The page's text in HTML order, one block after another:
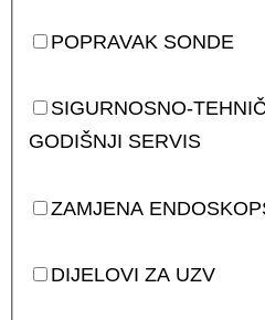
POPRAVAK SONDE
SIGURNOSNO-
GODIŠNJI SERVIS
ZAMJENA
DIJELOVI ZA UZV